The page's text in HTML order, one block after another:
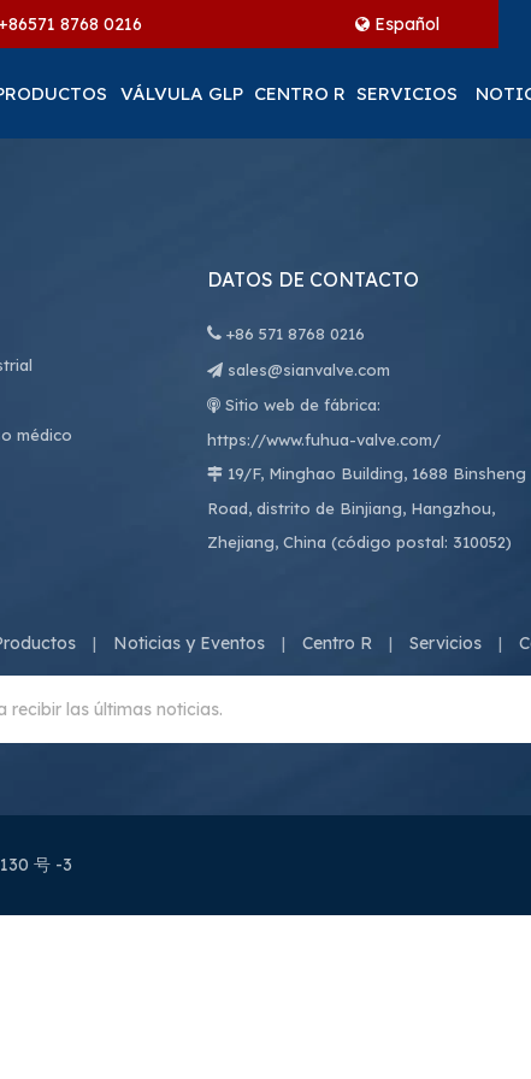
571 8768 0216 Español
VÁLVULA GLP CENTRO R SERVICIOS
médico
DATOS DE CONTACTO
 +86 571 8768 0216
 sales@sianvalve.com
 Sitio web de fábrica:
https://www.fuhua-valve.com/
 19/F, Minghao Building, 1688 Binsheng
Road, distrito de Binjiang, Hangzhou,
Zhejiang, China (código postal: 310052)
| Noticias y Eventos | Centro R | Servicios |
号 -3